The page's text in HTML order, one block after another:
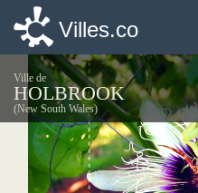
Villes.co
Ville de
HOLBROOK
(New South Wales)
Villes.co